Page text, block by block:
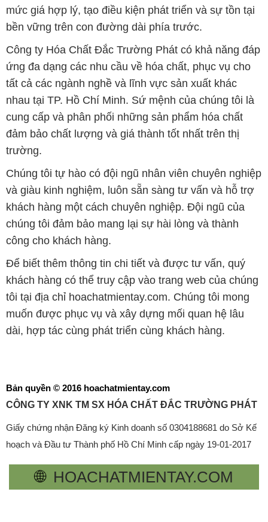
mức giá hợp lý, tạo điều kiện phát triển và sự tồn tại
bền vững trên con đường dài phía trước.
Công ty Hóa Chất Đắc Trường Phát có khả năng đáp
ứng đa dạng các nhu cầu về hóa chất, phục vụ cho
tất cả các ngành nghề và lĩnh vực sản xuất khác
nhau tại TP. Hồ Chí Minh. Sứ mệnh của chúng tôi là
cung cấp và phân phối những sản phẩm hóa chất
đảm bảo chất lượng và giá thành tốt nhất trên thị
trường.
Chúng tôi tự hào có đội ngũ nhân viên chuyên nghiệp
và giàu kinh nghiệm, luôn sẵn sàng tư vấn và hỗ trợ
khách hàng một cách chuyên nghiệp. Đội ngũ của
chúng tôi đảm bảo mang lại sự hài lòng và thành
công cho khách hàng.
Để biết thêm thông tin chi tiết và được tư vấn, quý
khách hàng có thể truy cập vào trang web của chúng
tôi tại địa chỉ hoachatmientay.com. Chúng tôi mong
muốn được phục vụ và xây dựng mối quan hệ lâu
dài, hợp tác cùng phát triển cùng khách hàng.
Bản quyền © 2016 hoachatmientay.com
CÔNG TY XNK TM SX HÓA CHẤT ĐẮC TRƯỜNG PHÁT
Giấy chứng nhận Đăng ký Kinh doanh số 0304188681 do Sở Kế
hoạch và Đầu tư Thành phố Hồ Chí Minh cấp ngày 19-01-2017
🌐 HOACHATMIENTAY.COM